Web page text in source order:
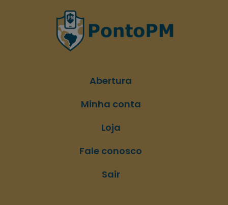
Abertura
Minha conta
Loja
Fale conosco
Sair